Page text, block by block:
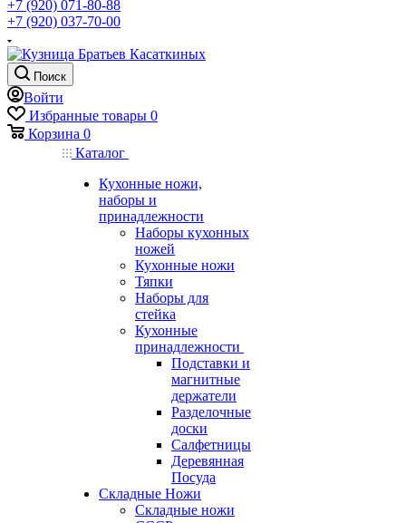
+7 (920) 071-80-88
+7 (920) 037-70-00
Поиск
Войти
Избранные товары 0
Корзина 0
Каталог
Кухонные ножи,
наборы и
принадлежности
Наборы кухонных
ножей
Кухонные ножи
Тяпки
Наборы для
стейка
Кухонные
принадлежности
Подставки и
магнитные
держатели
Разделочные
доски
Салфетницы
Деревянная
Посуда
Складные Ножи
Cкладные ножи